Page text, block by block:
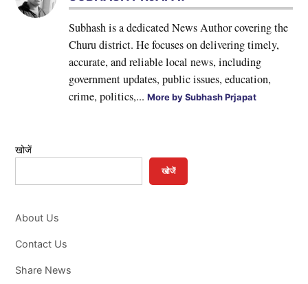
Subhash is a dedicated News Author covering the
Churu district. He focuses on delivering timely,
accurate, and reliable local news, including
government updates, public issues, education,
crime, politics,...More by Subhash Prjapat
खोजें
खोजें
About Us
Contact Us
Share News